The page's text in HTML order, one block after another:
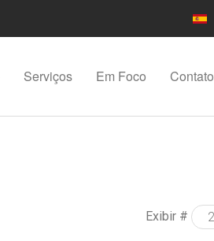
Serviços Em Foco Contato
Exibir #